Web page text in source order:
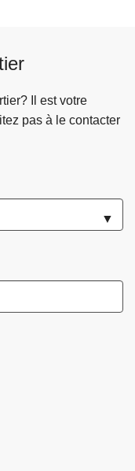
Il est votre
pas à le contacter
▼